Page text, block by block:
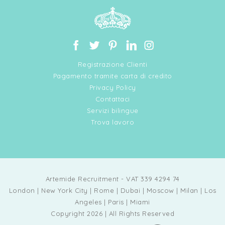
Registrazione Clienti
Pagamento tramite carta di credito
Privacy Policy
Contattaci
Servizi bilingue
Trova lavoro
Artemide Recruitment - VAT 339 4294 74
London | New York City | Rome | Dubai | Moscow | Milan | Los
Angeles | Paris | Miami
Copyright 2026 | All Rights Reserved